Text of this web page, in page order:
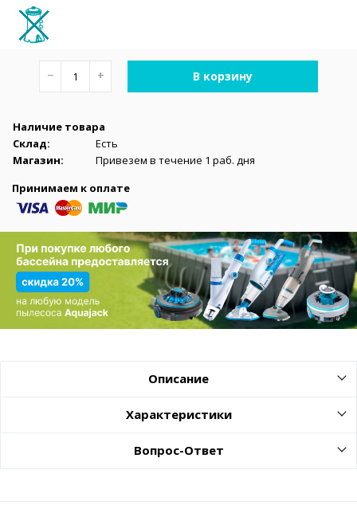
− + В корзину
Наличие товара
Склад:
Есть
Магазин:
Привезем в течение 1 раб. дня
Принимаем к оплате
Описание
Характеристики
Вопрос-Ответ